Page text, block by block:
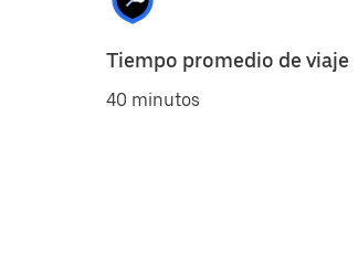
Tiempo promedio de viaje
40 minutos